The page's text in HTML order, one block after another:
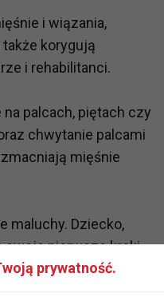
i wiązania,
korygują
i rehabilitanci.
palcach, piętach czy
chwytanie palcami
mięśnie
maluchy. Dziecko,
swoje pierwsze kroki
gdy drepcze po
prywatność.